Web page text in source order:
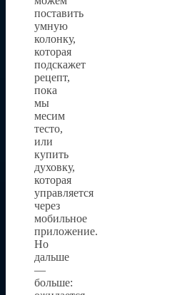
поставить
умную
колонку,
которая
подскажет
рецепт,
пока
мы
месим
тесто,
или
купить
духовку,
которая
управляется
через
мобильное
приложение.
Но
дальше
—
больше: